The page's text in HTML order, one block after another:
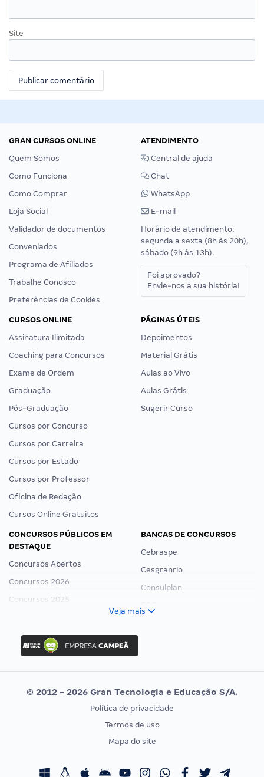
Site
GRAN CURSOS ONLINE
Quem Somos
Como Funciona
Como Comprar
Loja Social
Validador de documentos
Conveniados
Programa de Afiliados
Trabalhe Conosco
Preferências de Cookies
ATENDIMENTO
Central de ajuda
Chat
WhatsApp
E-mail
Horário de atendimento:
segunda a sexta (8h às 20h),
sábado (9h às 13h).
Foi aprovado?
Envie-nos a sua história!
CURSOS ONLINE
Assinatura Ilimitada
Coaching para Concursos
Exame de Ordem
Graduação
Pós-Graduação
Cursos por Concurso
Cursos por Carreira
Cursos por Estado
Cursos por Professor
Oficina de Redação
Cursos Online Gratuitos
PÁGINAS ÚTEIS
Depoimentos
Material Grátis
Aulas ao Vivo
Aulas Grátis
Sugerir Curso
CONCURSOS PÚBLICOS EM
DESTAQUE
Concursos Abertos
Concursos 2026
Concursos 2025
Concurso Ibama
Concurso MPU
Editais publicados
BANCAS DE CONCURSOS
Cebraspe
Cesgranrio
Consulplan
Vunesp
CONCURSOS POR PROFISSÃO
Concursos Fiscais
EXAME DE ORDEM
Calendário OAB
Veja mais
© 2012 - 2026 Gran Tecnologia e Educação S/A.
Política de privacidade
Termos de uso
Mapa do site